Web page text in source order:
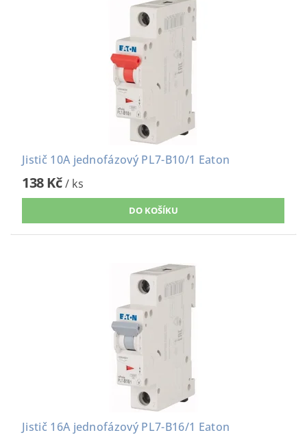
Jistič 10A jednofázový PL7-B10/1 Eaton
138 Kč/ ks
Jistič 16A jednofázový PL7-B16/1 Eaton